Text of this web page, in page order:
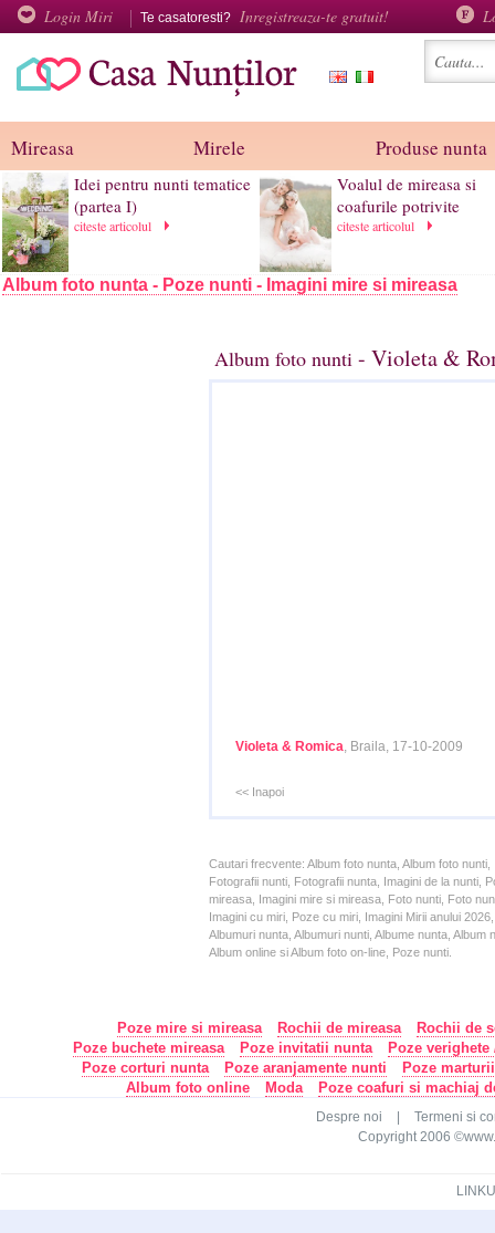
Login Miri Te casatoresti? Inregistreaza-te gratuit!
Mireasa Mirele Produse nunta
Idei pentru nunti tematice
(partea I)
citeste articolul
Voalul de mireasa si
coafurile potrivite
citeste articolul
Album foto nunta - Poze nunti - Imagini mire si mireasa
Album foto nunti - Violeta &
Violeta & Romica, Braila, 17-10-2009
<< Inapoi
Cautari frecvente: Album foto nunta, Album foto
Fotografii nunti, Fotografii nunta, Imagini de la nunti,
mireasa, Imagini mire si mireasa, Foto nunti, Foto
Imagini cu miri, Poze cu miri, Imagini Mirii anului
Albumuri nunta, Albumuri nunti, Albume nunta,
Album online si Album foto on-line, Poze nunti.
Poze mire si mireasa Rochii de mireasa
Rochii de
Poze buchete mireasa
Poze invitatii nunta
Poze
Poze corturi nunta
Poze aranjamente nunti
Poze
Album foto online
Moda Poze coafuri si machiaj
Despre noi
Termeni si
Copyright 2006